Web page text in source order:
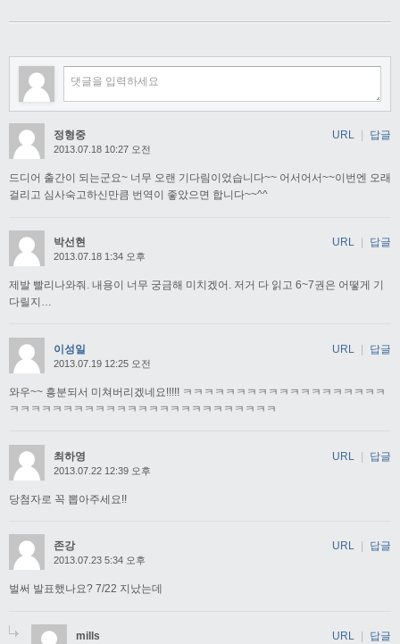
정형중
2013.07.18 10:27 오전
드디어 출간이 되는군요~ 너무 오랜 기다림이었습니다~~ 어서어서~~이번엔 오래
걸리고 심사숙고하신만큼 번역이 좋았으면 합니다~~^^
URL 답글
박선현
2013.07.18 1:34 오후
제발 빨리나와줘. 내용이 너무 궁금해 미치겠어. 저거 다 읽고 6~7권은 어떻게 기
다릴지…
URL 답글
이성일
2013.07.19 12:25 오전
와우~~ 흥분되서 미쳐버리겠네요!!!!! ㅋㅋㅋㅋㅋㅋㅋㅋㅋㅋㅋㅋㅋㅋㅋㅋㅋㅋㅋ
ㅋㅋㅋㅋㅋㅋㅋㅋㅋㅋㅋㅋㅋㅋㅋㅋㅋㅋㅋㅋㅋㅋㅋㅋㅋ
URL | 답글
최하영
2013.07.22 12:39 오후
당첨자로 꼭 뽑아주세요!!
URL | 답글
존강
2013.07.23 5:34 오후
벌써 발표했나요? 7/22 지났는데
URL 답글
mills URL 답글